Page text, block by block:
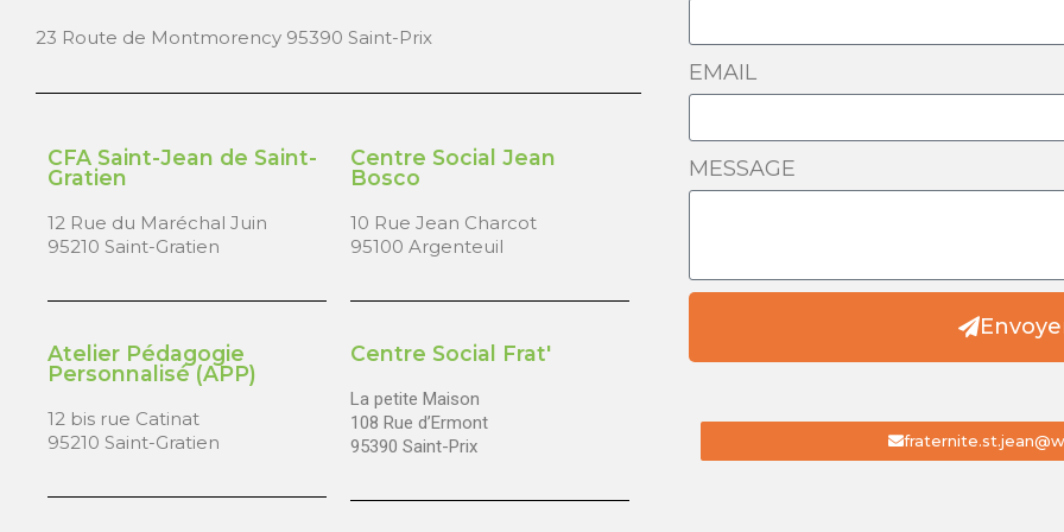
23 Route de Montmorency 95390 Saint-Prix
CFA Saint-Jean de Saint-
Gratien
12 Rue du Maréchal Juin
95210 Saint-Gratien
Atelier Pédagogie
Personnalisé (APP)
12 bis rue Catinat
95210 Saint-Gratien
Centre Social Jean
Bosco
10 Rue Jean Charcot
95100 Argenteuil
Centre Social Frat'
La petite Maison
108 Rue d’Ermont
95390 Saint-Prix
EMAIL
MESSAGE